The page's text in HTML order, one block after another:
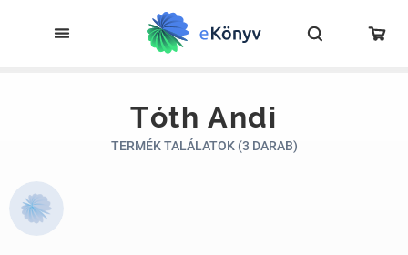
Tóth Andi
TERMÉK TALÁLATOK (3 DARAB)